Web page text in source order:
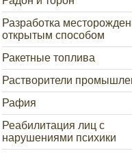
Разработка
открытым способом
Ракетные топлива
Растворители
Рафия
Реабилитация лиц с
нарушениями психики